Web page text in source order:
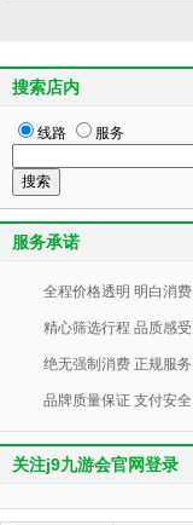
搜索店内
线路 服务
服务承诺
全程价格透明 明白消费
精心筛选行程 品质感受
绝无强制消费 正规服务
品牌质量保证 支付安全
关注j9九游会官网登录